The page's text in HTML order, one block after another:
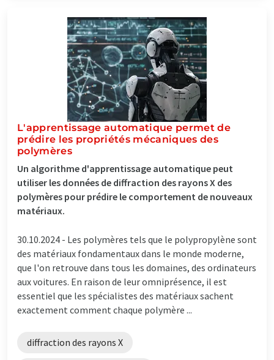
L'apprentissage automatique permet de
prédire les propriétés mécaniques des
polymères
Un algorithme d'apprentissage automatique peut
utiliser les données de diffraction des rayons X des
polymères pour prédire le comportement de nouveaux
matériaux.
30.10.2024 - Les polymères tels que le polypropylène sont
des matériaux fondamentaux dans le monde moderne,
que l'on retrouve dans tous les domaines, des ordinateurs
aux voitures. En raison de leur omniprésence, il est
essentiel que les spécialistes des matériaux sachent
exactement comment chaque polymère ...
diffraction des rayons X